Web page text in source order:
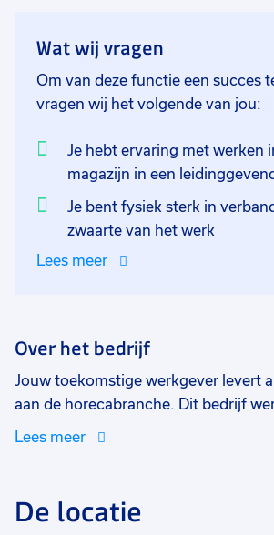
Wat wij vragen
Om van deze functie een succes
vragen wij het volgende van jou:
Je hebt ervaring met werken
magazijn in een
Je bent fysiek sterk in
zwaarte van het werk
Lees meer
Over het bedrijf
Jouw toekomstige werkgever levert
aan de horecabranche. Dit bedrijf
vestigingen in Nederland. Zij hebben
deze vacature is Burgh- Haamstede.
werken in een een dynamische
Lees meer
De locatie